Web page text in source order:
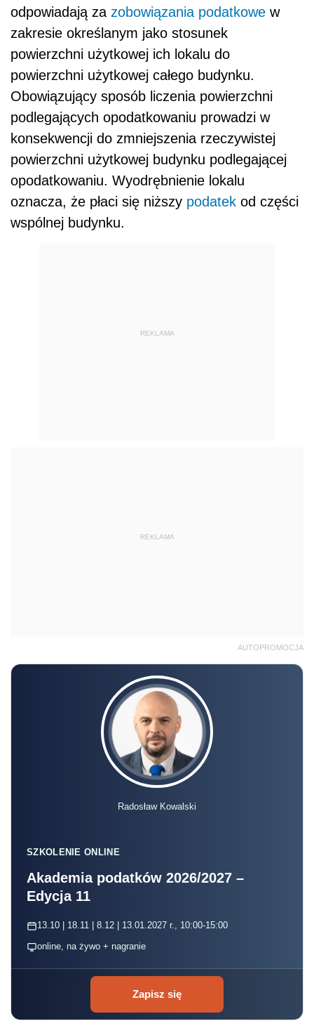
odpowiadają za zobowiązania podatkowe w
zakresie określanym jako stosunek
powierzchni użytkowej ich lokalu do
powierzchni użytkowej całego budynku.
Obowiązujący sposób liczenia powierzchni
podlegających opodatkowaniu prowadzi w
konsekwencji do zmniejszenia rzeczywistej
powierzchni użytkowej budynku podlegającej
opodatkowaniu. Wyodrębnienie lokalu
oznacza, że płaci się niższy podatek od części
wspólnej budynku.
REKLAMA
REKLAMA
AUTOPROMOCJA
Radosław Kowalski
SZKOLENIE ONLINE
Akademia podatków 2026/2027 –
Edycja 11
13.10 | 18.11 | 8.12 | 13.01.2027 r., 10:00-15:00
online, na żywo + nagranie
Zapisz się